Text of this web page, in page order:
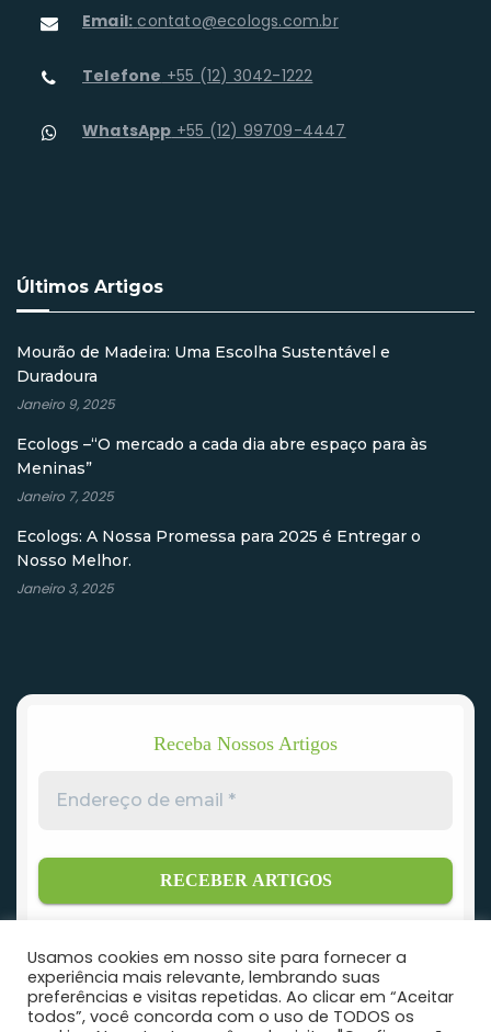
Email: contato@ecologs.com.br
Telefone +55 (12) 3042-1222
WhatsApp +55 (12) 99709-4447
Últimos Artigos
Mourão de Madeira: Uma Escolha Sustentável e
Duradoura
Janeiro 9, 2025
Ecologs –“O mercado a cada dia abre espaço para às
Meninas”
Janeiro 7, 2025
Ecologs: A Nossa Promessa para 2025 é Entregar o
Nosso Melhor.
Janeiro 3, 2025
Receba Nossos Artigos
Endereço
de
Usamos cookies em nosso site para fornecer a
experiência mais relevante, lembrando suas
preferências e visitas repetidas. Ao clicar em “Aceitar
todos”, você concorda com o uso de TODOS os